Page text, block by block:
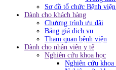
Sơ đồ tổ chức Bệnh
Dành cho khách hàng
Chương trình ưu đãi
Bảng giá dịch vụ
Tham quan bệnh viện
Dành cho nhân viên y tế
Nghiên cứu khoa học
Nghiên cứu khoa